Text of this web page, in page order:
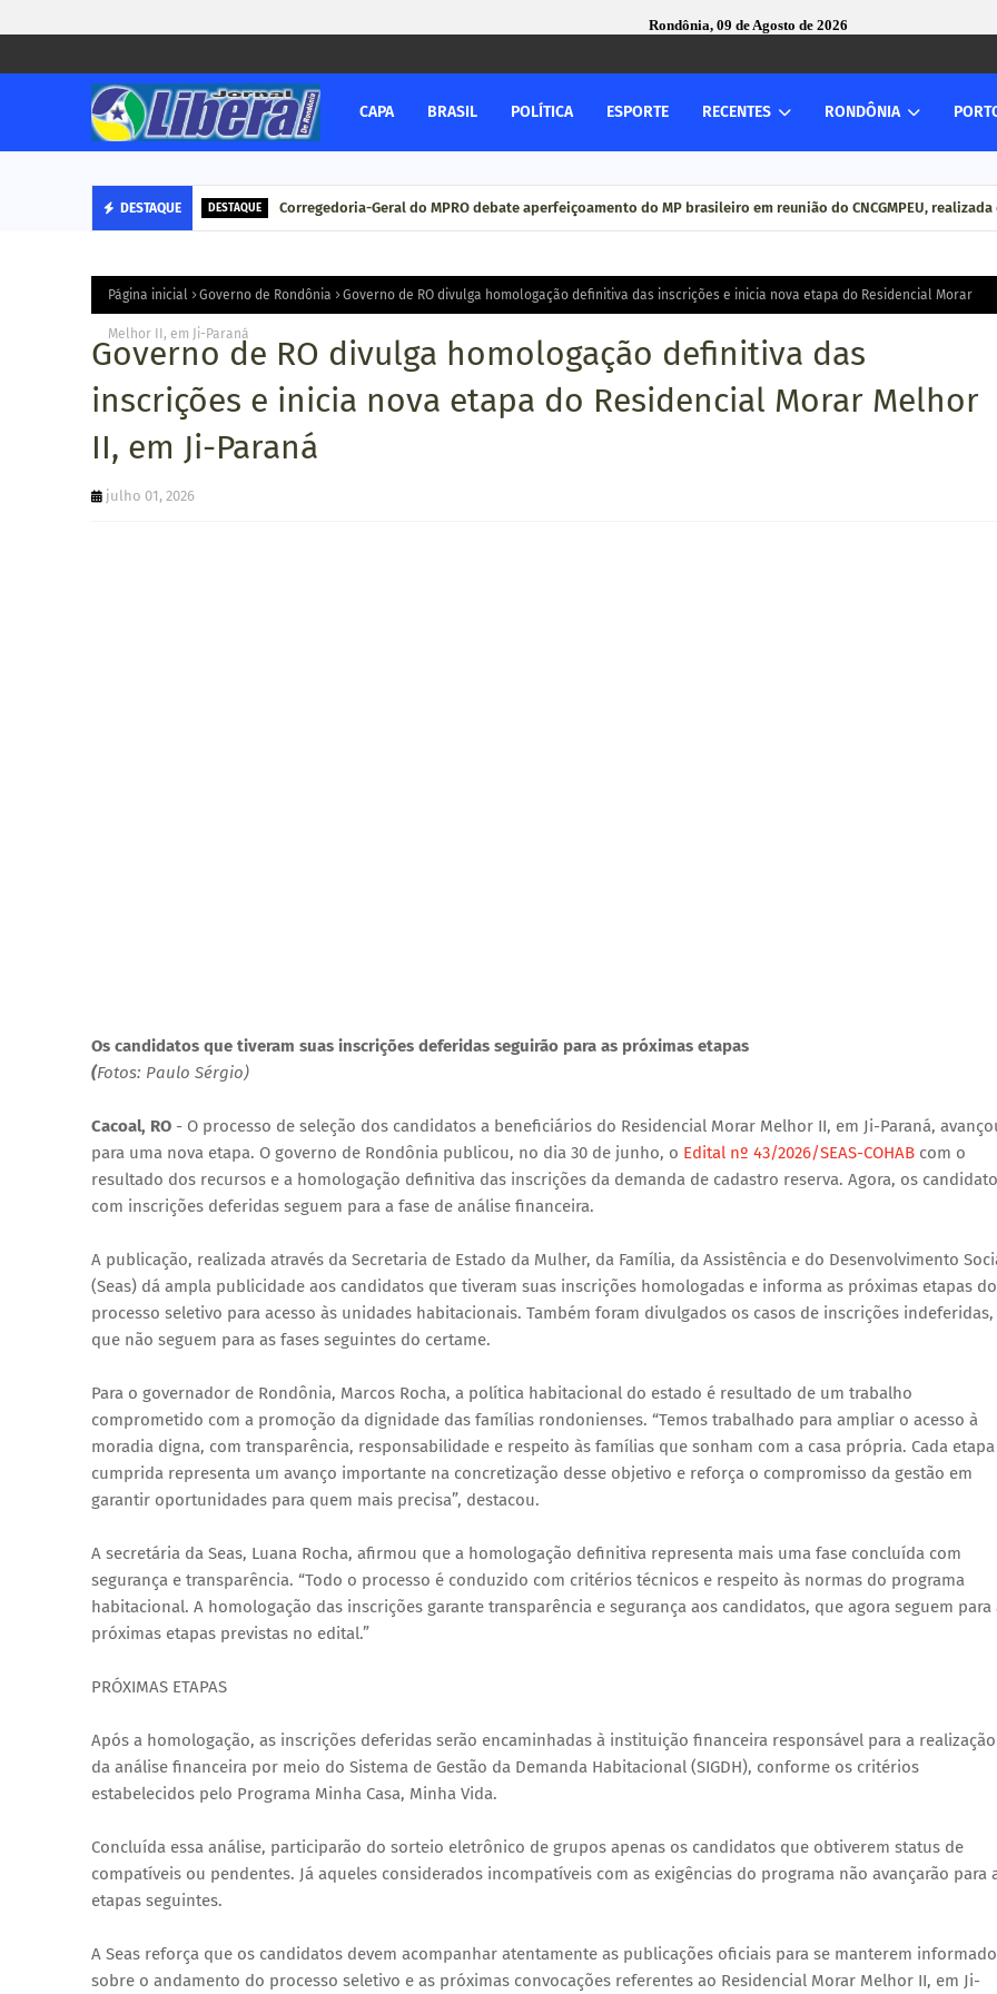
Rondônia, 09 de Agosto de 2026
CAPA BRASIL POLÍTICA ESPORTE RECENTES RONDÔNIA
DESTAQUE DESTAQUE Corregedoria-Geral do MPRO debate aperfeiçoamento do MP brasileiro em reunião do CNCGMPEU,
Página inicial Governo de Rondônia Governo de RO divulga homologação definitiva das inscrições e inicia nova etapa do Residencial Morar
Melhor II, em Ji-Paraná
Governo de RO divulga homologação definitiva das
inscrições e inicia nova etapa do Residencial Morar Melhor
II, em Ji-Paraná
julho 01, 2026
Os candidatos que tiveram suas inscrições deferidas seguirão para as próximas etapas
(Fotos: Paulo Sérgio)
Cacoal, RO - O processo de seleção dos candidatos a beneficiários do Residencial Morar Melhor II, em Ji-Paraná,
para uma nova etapa. O governo de Rondônia publicou, no dia 30 de junho, o Edital nº 43/2026/SEAS-COHAB com o
resultado dos recursos e a homologação definitiva das inscrições da demanda de cadastro reserva. Agora, os
com inscrições deferidas seguem para a fase de análise financeira.
A publicação, realizada através da Secretaria de Estado da Mulher, da Família, da Assistência e do Desenvolvimento
(Seas) dá ampla publicidade aos candidatos que tiveram suas inscrições homologadas e informa as próximas etapas do
processo seletivo para acesso às unidades habitacionais. Também foram divulgados os casos de inscrições indeferidas,
que não seguem para as fases seguintes do certame.
Para o governador de Rondônia, Marcos Rocha, a política habitacional do estado é resultado de um trabalho
comprometido com a promoção da dignidade das famílias rondonienses. “Temos trabalhado para ampliar o acesso à
moradia digna, com transparência, responsabilidade e respeito às famílias que sonham com a casa própria. Cada etapa
cumprida representa um avanço importante na concretização desse objetivo e reforça o compromisso da gestão em
garantir oportunidades para quem mais precisa”, destacou.
A secretária da Seas, Luana Rocha, afirmou que a homologação definitiva representa mais uma fase concluída com
segurança e transparência. “Todo o processo é conduzido com critérios técnicos e respeito às normas do programa
habitacional. A homologação das inscrições garante transparência e segurança aos candidatos, que agora seguem para
próximas etapas previstas no edital.”
PRÓXIMAS ETAPAS
Após a homologação, as inscrições deferidas serão encaminhadas à instituição financeira responsável para a realização
da análise financeira por meio do Sistema de Gestão da Demanda Habitacional (SIGDH), conforme os critérios
estabelecidos pelo Programa Minha Casa, Minha Vida.
Concluída essa análise, participarão do sorteio eletrônico de grupos apenas os candidatos que obtiverem status de
compatíveis ou pendentes. Já aqueles considerados incompatíveis com as exigências do programa não avançarão para
etapas seguintes.
A Seas reforça que os candidatos devem acompanhar atentamente as publicações oficiais para se manterem
sobre o andamento do processo seletivo e as próximas convocações referentes ao Residencial Morar Melhor II, em Ji-